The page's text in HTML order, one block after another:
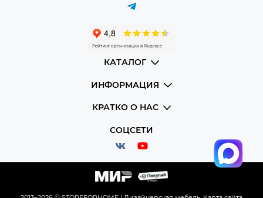
КАТАЛОГ
ИНФОРМАЦИЯ
КРАТКО О НАС
СОЦСЕТИ